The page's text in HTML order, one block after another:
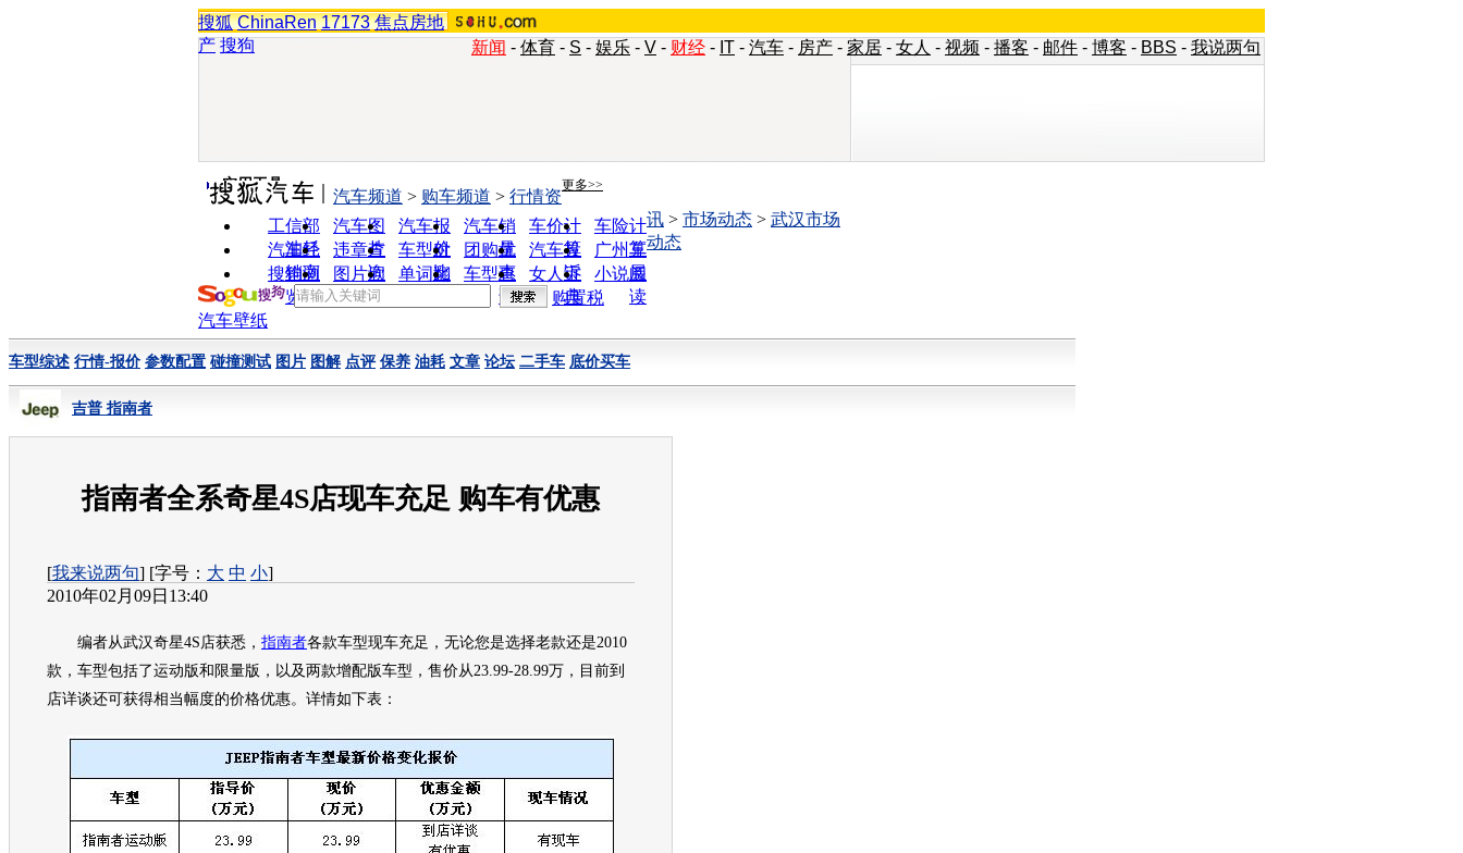
搜狐 ChinaRen 17173 焦点房地
产 搜狗 新闻 - 体育 - S - 娱乐 - V - 财经 - IT - 汽车 - 房产 - 家居 - 女人 - 视频 - 播客 - 邮件 - 博客 - BBS - 我说两句
实用工具 更多>>
工信部
油耗
汽车图
片
汽车报
价
汽车销
量
车价计
算
车险计
算
汽车经
销商
违章查
询
车型对
比
团购优
惠
汽车投
诉
广州车
展
搜狗浏
览器
图片欣
赏
单词翻
车型查
询
女人宝
典
小说阅
读
汽车频道 > 购车频道 > 行情资
讯 > 市场动态 > 武汉市场
动态
购置税
汽车壁纸
车型综述 行情-报价 参数配置 碰撞测试 图片 图解 点评 保养 油耗 文章 论坛 二手车 底价买车
吉普 指南者
指南者全系奇星4S店现车充足 购车有优惠
[我来说两句] [字号： 大 中 小]
2010年02月09日13:40
编者从武汉奇星4S店获悉， 指南者各款车型现车充足，无论您是选择老款还是2010
款，车型包括了运动版和限量版，以及两款增配版车型，售价从23.99-28.99万，目前到
店详谈还可获得相当幅度的价格优惠。详情如下表：